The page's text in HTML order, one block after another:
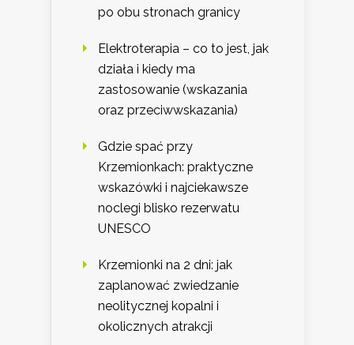
po obu stronach granicy
Elektroterapia – co to jest, jak
działa i kiedy ma
zastosowanie (wskazania
oraz przeciwwskazania)
Gdzie spać przy
Krzemionkach: praktyczne
wskazówki i najciekawsze
noclegi blisko rezerwatu
UNESCO
Krzemionki na 2 dni: jak
zaplanować zwiedzanie
neolitycznej kopalni i
okolicznych atrakcji